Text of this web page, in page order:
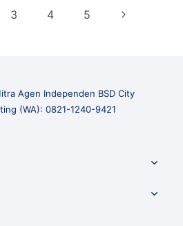
3 4 5
Next
Agen Independen BSD City
(WA): 0821-1240-9421
Toggle
Toggle